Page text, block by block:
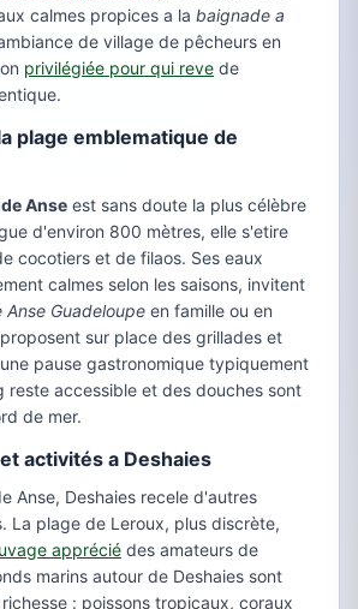
calmes propices a la baignade a
de village de pêcheurs en
privilégiée pour qui reve de
plage emblematique de
Anse est sans doute la plus célèbre
d'environ 800 mètres, elle s'etire
cocotiers et de filaos. Ses eaux
calmes selon les saisons, invitent
Anse Guadeloupe en famille ou en
sur place des grillades et
pause gastronomique typiquement
reste accessible et des douches sont
de mer.
activités a Deshaies
Anse, Deshaies recele d'autres
La plage de Leroux, plus discrète,
apprécié des amateurs de
marins autour de Deshaies sont
: poissons tropicaux, coraux